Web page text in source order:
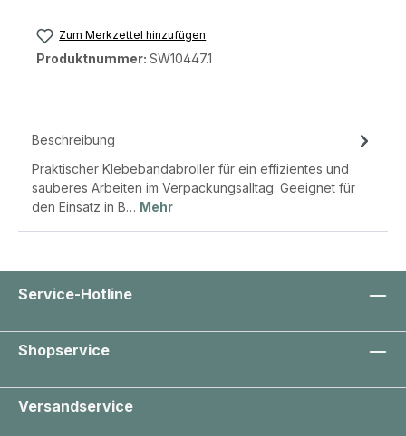
Zum Merkzettel hinzufügen
Produktnummer: SW10447.1
Beschreibung
Praktischer Klebebandabroller für ein effizientes und
sauberes Arbeiten im Verpackungsalltag. Geeignet für
den Einsatz in B… Mehr
Service-Hotline
Shopservice
Versandservice